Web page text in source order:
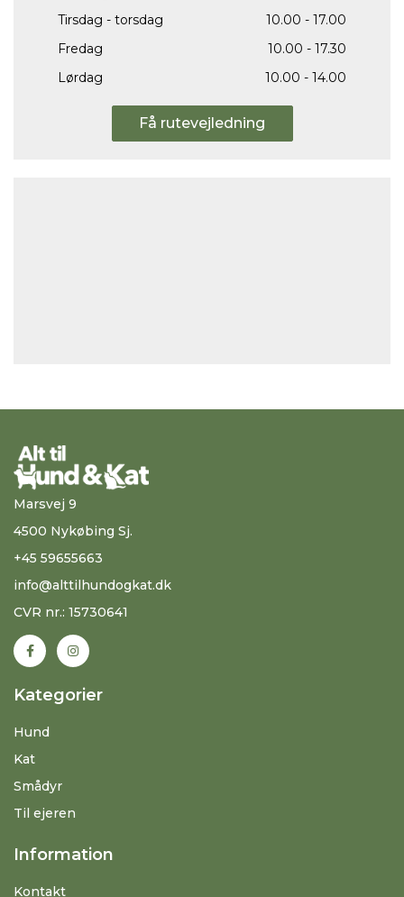
Tirsdag - torsdag
10.00 - 17.00
Fredag
10.00 - 17.30
Lørdag
10.00 - 14.00
Få rutevejledning
Marsvej 9
4500 Nykøbing Sj.
+45 59655663
info@alttilhundogkat.dk
CVR nr.: 15730641
Kategorier
Hund
Kat
Smådyr
Til ejeren
Information
Kontakt